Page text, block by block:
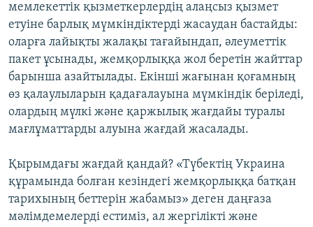
мемлекеттік қызметкерлердің алаңсыз қызмет
етуіне барлық мүмкіндіктерді жасаудан бастайды:
оларға лайықты жалақы тағайындап, әлеуметтік
пакет ұсынады, жемқорлыққа жол беретін жайттар
барынша азайтылады. Екінші жағынан қоғамның
өз қалаулыларын қадағалауына мүмкіндік беріледі,
олардың мүлкі және қаржылық жағдайы туралы
мағлұматтарды алуына жағдай жасалады.
Қырымдағы жағдай қандай? «Түбектің Украина
құрамында болған кезіндегі жемқорлыққа батқан
тарихының беттерін жабамыз» деген даңғаза
мәлімдемелерді естиміз, ал жергілікті және